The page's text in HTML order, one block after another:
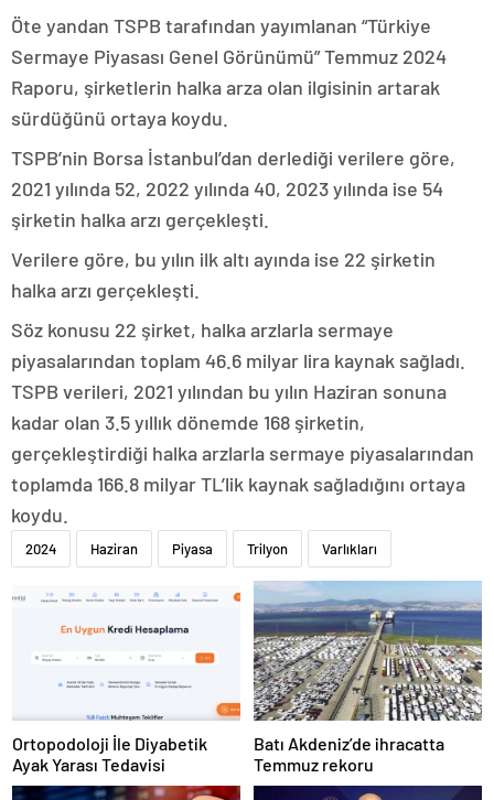
Öte yandan TSPB tarafından yayımlanan “Türkiye
Sermaye Piyasası Genel Görünümü” Temmuz 2024
Raporu, şirketlerin halka arza olan ilgisinin artarak
sürdüğünü ortaya koydu.
TSPB’nin Borsa İstanbul’dan derlediği verilere göre,
2021 yılında 52, 2022 yılında 40, 2023 yılında ise 54
şirketin halka arzı gerçekleşti.
Verilere göre, bu yılın ilk altı ayında ise 22 şirketin
halka arzı gerçekleşti.
Söz konusu 22 şirket, halka arzlarla sermaye
piyasalarından toplam 46.6 milyar lira kaynak sağladı.
TSPB verileri, 2021 yılından bu yılın Haziran sonuna
kadar olan 3.5 yıllık dönemde 168 şirketin,
gerçekleştirdiği halka arzlarla sermaye piyasalarından
toplamda 166.8 milyar TL’lik kaynak sağladığını ortaya
koydu.
2024 Haziran Piyasa Trilyon Varlıkları
Ortopodoloji İle Diyabetik
Ayak Yarası Tedavisi
Batı Akdeniz’de ihracatta
Temmuz rekoru